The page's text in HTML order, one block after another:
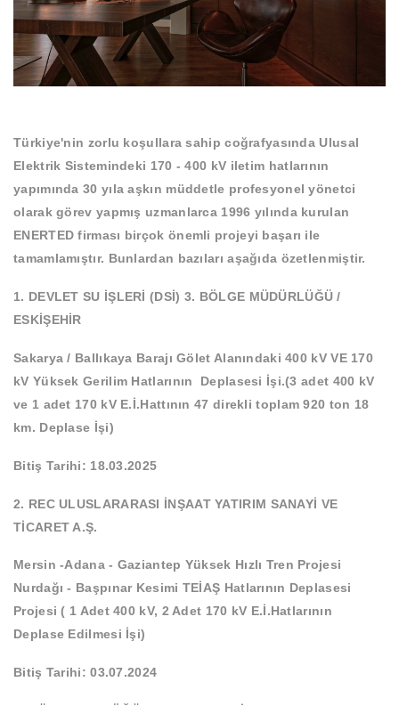
Türkiye'nin zorlu koşullara sahip coğrafyasında Ulusal
Elektrik Sistemindeki 170 - 400 kV iletim hatlarının
yapımında 30 yıla aşkın müddetle profesyonel yönetci
olarak görev yapmış uzmanlarca 1996 yılında kurulan
ENERTED firması birçok önemli projeyi başarı ile
tamamlamıştır. Bunlardan bazıları aşağıda özetlenmiştir.
1. DEVLET SU İŞLERİ (DSİ) 3. BÖLGE MÜDÜRLÜĞÜ /
ESKİŞEHİR
Sakarya / Ballıkaya Barajı Gölet Alanındaki 400 kV VE 170
kV Yüksek Gerilim Hatlarının Deplasesi İşi.(3 adet 400 kV
ve 1 adet 170 kV E.İ.Hattının 47 direkli toplam 920 ton 18
km. Deplase İşi)
Bitiş Tarihi: 18.03.2025
2. REC ULUSLARARASI İNŞAAT YATIRIM SANAYİ VE
TİCARET A.Ş.
Mersin -Adana - Gaziantep Yüksek Hızlı Tren Projesi
Nurdağı - Başpınar Kesimi TEİAŞ Hatlarının Deplasesi
Projesi ( 1 Adet 400 kV, 2 Adet 170 kV E.İ.Hatlarının
Deplase Edilmesi İşi)
Bitiş Tarihi: 03.07.2024